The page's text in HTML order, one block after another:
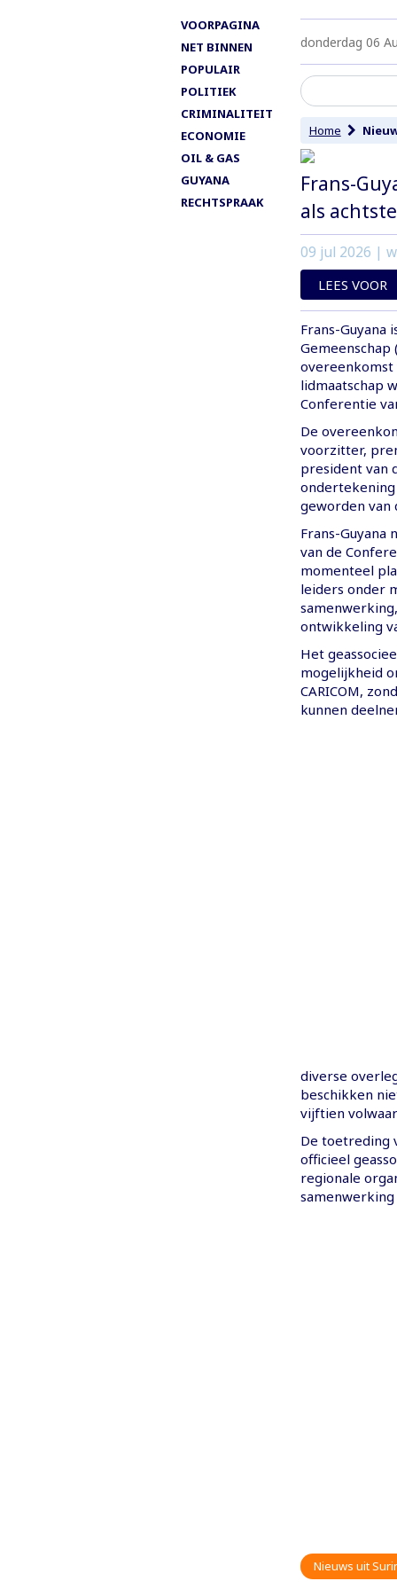
VOORPAGINA
NET BINNEN
POPULAIR
POLITIEK
CRIMINALITEIT
ECONOMIE
OIL & GAS
GUYANA
RECHTSPRAAK
donderdag 06
Home
Frans-
als
09 jul 2026 |
LEES VOOR
Frans-Guyana
Gemeenschap
overeenkomst
lidmaatschap
Conferentie
De
voorzitter,
president van
ondertekening
geworden van
Frans-
van de
momenteel
leiders onder
ontwikkeling
Het
mogelijkheid
CARICOM,
kunnen
diverse
beschikken
vijftien
De toetreding
officieel
regionale
Nieuws uit